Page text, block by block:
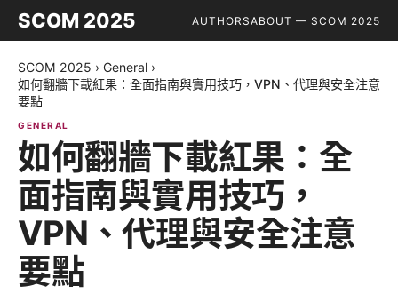
SCOM 2025 AUTHORSABOUT — SCOM 2025
SCOM 2025 › General ›
如何翻牆下載紅果：全面指南與實用技巧，VPN、代理與安全注意
要點
GENERAL
如何翻牆下載紅果：全
面指南與實用技巧，
VPN、代理與安全注意
要點